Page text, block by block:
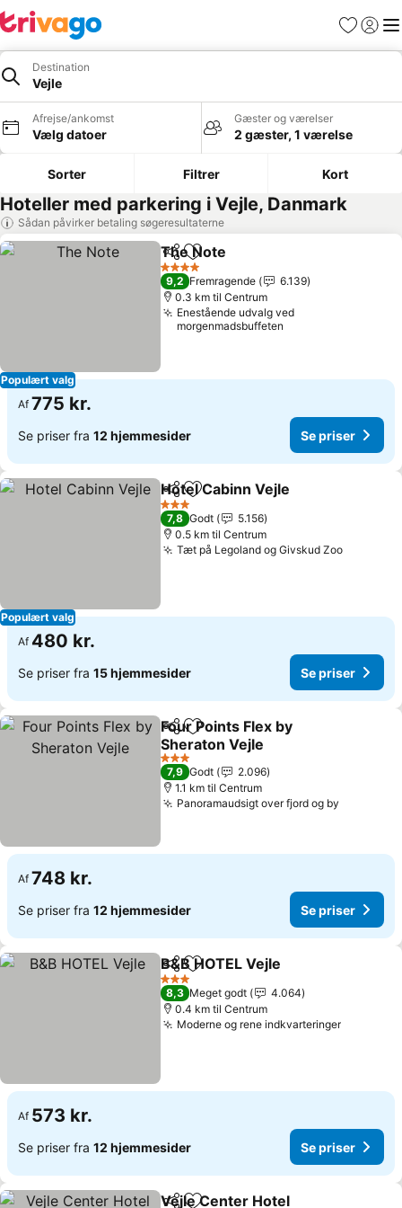
Favoritter
Log ind
Destination
Vejle
Afrejse/ankomst
Vælg datoer
Gæster og værelser
2 gæster, 1 værelse
Sorter Filtrer Kort
Hoteller med parkering i Vejle, Danmark
Sådan påvirker betaling søgeresultaterne
Populært valg
Del Føj til favoritter
The Note
4 Stjerner
9,2 Fremragende
6.139
0.3 km til Centrum
Enestående udvalg ved
morgenmadsbuffeten
Af 775 kr.
Se priser fra 12 hjemmesider Se priser
Populært valg
Del Føj til favoritter
Hotel Cabinn Vejle
3 Stjerner
7,8 Godt
5.156
0.5 km til Centrum
Tæt på Legoland og Givskud ZooSe priser
Af 480 kr.
Se priser fra 15 hjemmesider Se priser
Del Føj til favoritter
Four Points Flex by
Sheraton Vejle
Se priser
3 Stjerner
7,9 Godt
2.096
1.1 km til Centrum
Panoramaudsigt over fjord og by
Af 748 kr.
Se priser fra 12 hjemmesider Se priser
Del Føj til favoritter
B&B HOTEL Vejle
3 Stjerner
8,3 Meget godt
4.064
0.4 km til Centrum
Moderne og rene indkvarteringerSe priser
Af 573 kr.
Se priser fra 12 hjemmesider Se priser
Vejle Center Hotel